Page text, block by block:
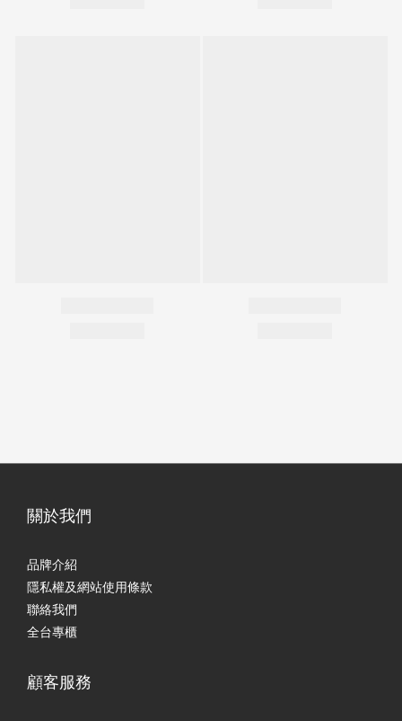
關於我們
品牌介紹
隱私權及網站使用條款
聯絡我們
全台專櫃
顧客服務